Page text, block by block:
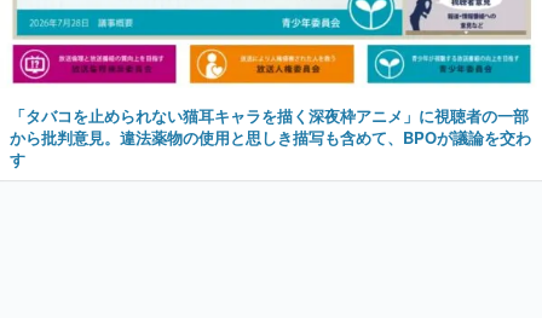
「タバコを止められない猫耳キャラを描く深夜枠アニメ」に視聴者の一部
から批判意見。違法薬物の使用と思しき描写も含めて、BPOが議論を交わ
す